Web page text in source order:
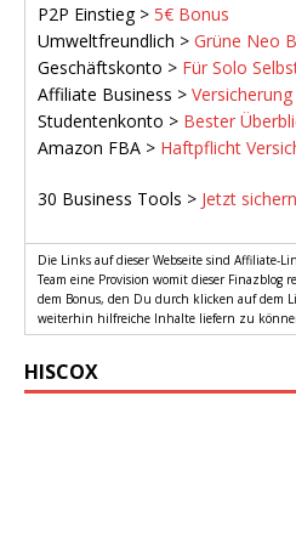
P2P Einstieg > 5€ Bonus
Umweltfreundlich > Grüne Neo
Geschäftskonto > Für Solo
Affiliate Business > Versicherung
Studentenkonto > Bester
Amazon FBA > Haftpflicht
30 Business Tools > Jetzt
Die Links auf dieser Webseite sind Affiliate-
Team eine Provision womit dieser
dem Bonus, den Du durch klicken auf dem
weiterhin hilfreiche Inhalte liefern zu
HISCOX